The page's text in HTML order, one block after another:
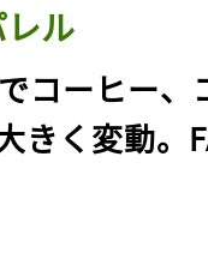
ル
コーヒー、
きく変動。